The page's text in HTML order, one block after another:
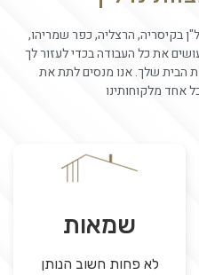
בקיסריה, הרצליה, כפר שמריהו,
את כל העבודה בכדי לעזור לך
הבית שלך. אנו מנסים לתת את
אחד מלקוחותינו
שמאות
לא פחות חשוב הנותן